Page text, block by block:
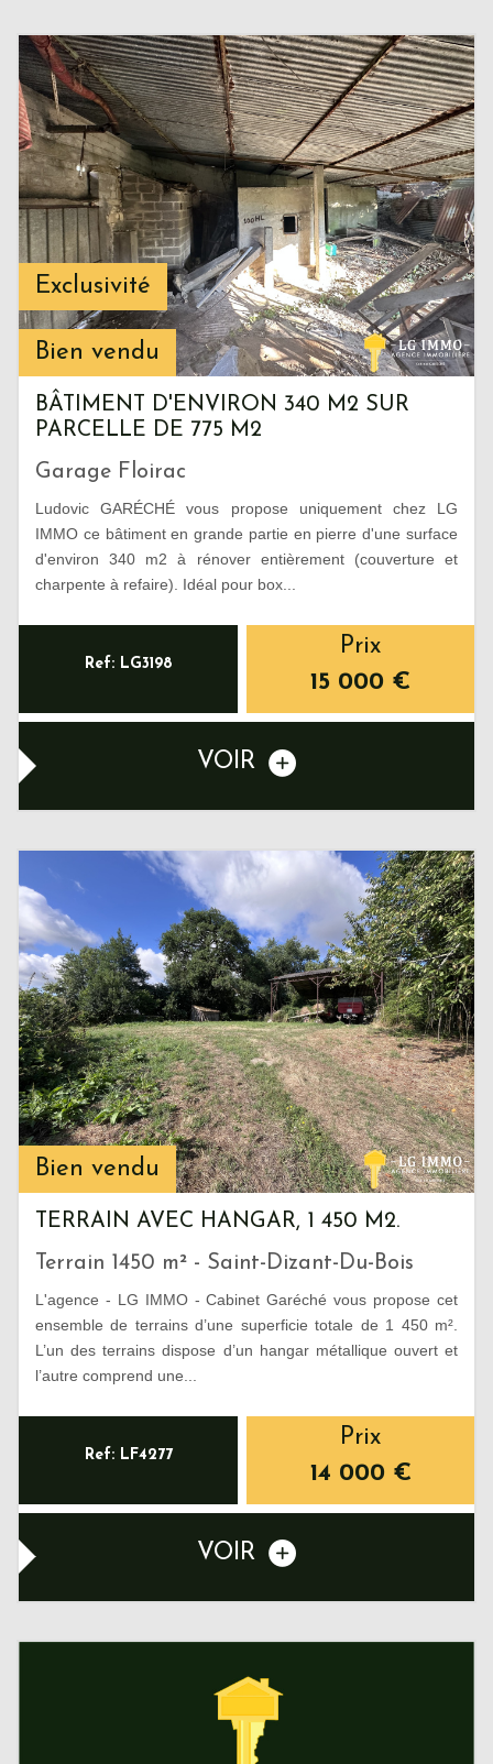
Bien vendu
Exclusivité
BÂTIMENT D'ENVIRON 340 M2 SUR
PARCELLE DE 775 M2
Garage Floirac
Ludovic GARÉCHÉ vous propose uniquement chez LG
IMMO ce bâtiment en grande partie en pierre d'une surface
d'environ 340 m2 à rénover entièrement (couverture et
charpente à refaire). Idéal pour box...
Ref: LG3198
Prix
15 000 €
VOIR
Bien vendu
TERRAIN AVEC HANGAR, 1 450 M2.
Terrain 1450 m² - Saint-Dizant-Du-Bois
L'agence - LG IMMO - Cabinet Garéché vous propose cet
ensemble de terrains d’une superficie totale de 1 450 m².
L’un des terrains dispose d’un hangar métallique ouvert et
l’autre comprend une...
Ref: LF4277
Prix
14 000 €
VOIR